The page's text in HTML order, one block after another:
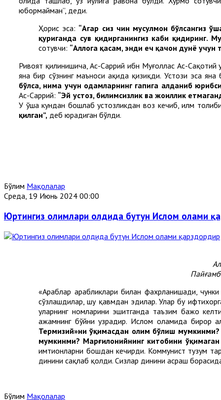
юбормайман”, деди.
Ҳорис эса: “Агар сиз чин мусулмон бўлсангиз
қуриганда сув қидирганингиз каби қидиринг.
сотувчи: “Аллоҳга қасам, энди ҳеч қачон дунё
Ривоят қилинишича, Ас-Саррий ибн Муғоллас Ас-Сақотий
яна бир сўзнинг маъноси ҳақида қизиқди. Устози эса
бўлса, нима учун одамларнинг гапига алданиб
Ас-Саррий: “Эй устоз, билимсизлик ва жоҳиллик
У ўша кундан бошлаб устозликдан воз кечиб, илм
қилган”, деб юрадиган бўлди.
Бўлим Мақолалар
Среда, 19 Июнь 2024 00:00
Юртингиз олимлари олдида бутун Ислом олами
«Араблар арабликлари билан фахрланишади, чунки
сўзлашдилар, шу қавмдан эдилар. Улар бу
уларнинг номларини эшитганда таъзим бажо
ажамнинг бўйни узрадир. Ислом оламида бирор
Термизий»ни ўқимасдан олим бўлиш мумкинми?
мумкинми? Марғилонийнинг китобини
имтиҳонларни бошдан кечирди. Коммунист тузум
динини сақлаб қолди. Сизлар динини асраш борасида
Бўлим Мақолалар